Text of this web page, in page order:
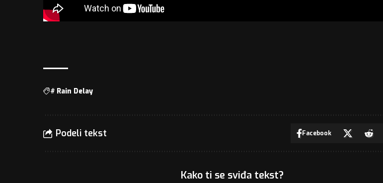
# Rain Delay
Podeli tekst Facebook
Kako ti se sviđa tekst?